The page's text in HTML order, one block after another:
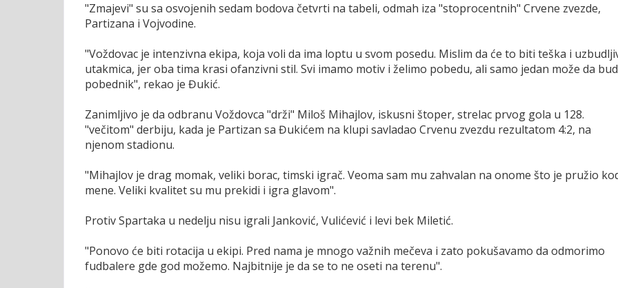
"Zmajevi" su sa osvojenih sedam bodova četvrti na tabeli, odmah iza "stoprocentnih" Crvene zvezde,
Partizana i Vojvodine.
"Voždovac je intenzivna ekipa, koja voli da ima loptu u svom posedu. Mislim da će to biti teška i
utakmica, jer oba tima krasi ofanzivni stil. Svi imamo motiv i želimo pobedu, ali samo jedan može da
pobednik", rekao je Đukić.
Zanimljivo je da odbranu Voždovca "drži" Miloš Mihajlov, iskusni štoper, strelac prvog gola u 128.
"večitom" derbiju, kada je Partizan sa Đukićem na klupi savladao Crvenu zvezdu rezultatom 4:2, na
njenom stadionu.
"Mihajlov je drag momak, veliki borac, timski igrač. Veoma sam mu zahvalan na onome što je pružio
mene. Veliki kvalitet su mu prekidi i igra glavom".
Protiv Spartaka u nedelju nisu igrali Janković, Vulićević i levi bek Miletić.
"Ponovo će biti rotacija u ekipi. Pred nama je mnogo važnih mečeva i zato pokušavamo da odmorimo
fudbalere gde god možemo. Najbitnije je da se to ne oseti na terenu".